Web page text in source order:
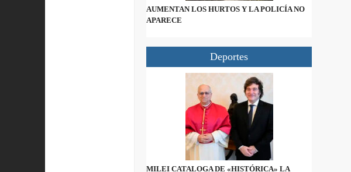
AUMENTAN LOS HURTOS Y LA POLICÍA NO
APARECE
Deportes
MILEI CATALOGA DE «HISTÓRICA» LA